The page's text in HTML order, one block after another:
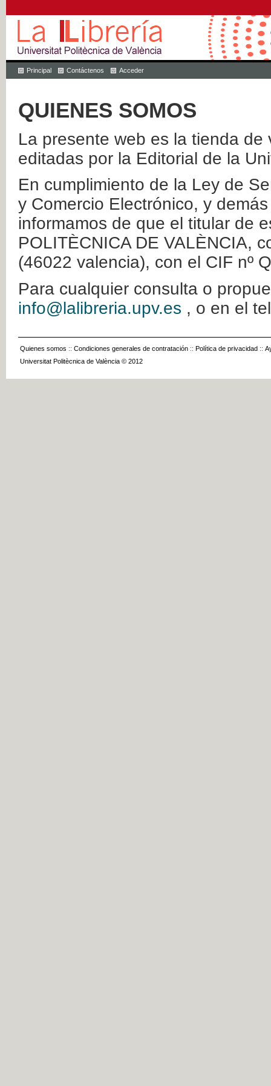
Principal Contáctenos Acceder
QUIENES SOMOS
La presente web es la tienda
editadas por la Editorial de la
En cumplimiento de la Ley de
y Comercio Electrónico, y
informamos de que el titular de
POLITÈCNICA DE VALÈNCIA,
(46022 valencia), con el CIF nº
Para cualquier consulta o
info@lalibreria.upv.es , o en el
Quienes somos :: Condiciones generales de contratación :: Política de privacidad ::
Universitat Politècnica de València © 2012